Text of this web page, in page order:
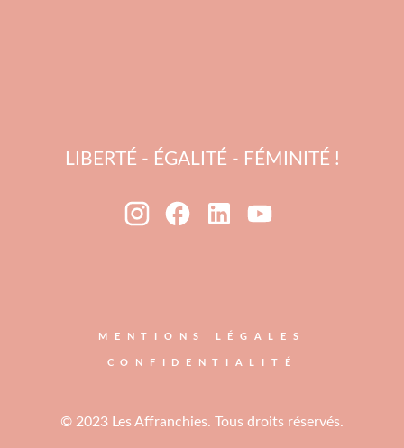
LIBERTÉ - ÉGALITÉ - FÉMINITÉ !
MENTIONS LÉGALES
CONFIDENTIALITÉ
© 2023 Les Affranchies. Tous droits réservés.